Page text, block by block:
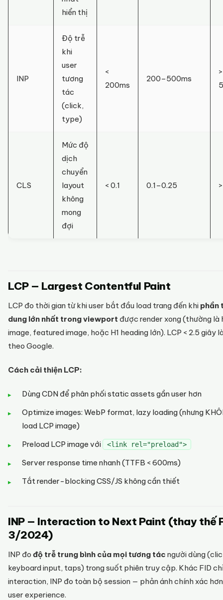
hiển thị
INP
Độ trễ
khi
user
tương
tác
(click,
type)
<
200ms
200–500ms
>
CLS
Mức độ
dịch
chuyển
layout
không
mong
đợi
< 0.1 0.1–0.25
LCP — Largest Contentful Paint
LCP đo thời gian từ khi user bắt đầu load trang đến khi phần
dung lớn nhất trong viewport được render xong (thường là
image, featured image, hoặc H1 heading lớn). LCP < 2.5 giây
theo Google.
Cách cải thiện LCP:
Dùng CDN để phân phối static assets gần user hơn
Optimize images: WebP format, lazy loading (nhưng
load LCP image)
Preload LCP image với
<link rel="preload">
Server response time nhanh (TTFB < 600ms)
Tắt render-blocking CSS/JS không cần thiết
INP — Interaction to Next Paint (thay thế
3/2024)
INP đo độ trễ trung bình của mọi tương tác người dùng
keyboard input, taps) trong suốt phiên truy cập. Khác FID
interaction, INP đo toàn bộ session — phản ánh chính xác
user experience.